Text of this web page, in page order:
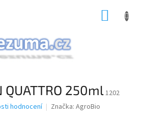
QUATTRO 250ml1202
hodnocení Značka: AgroBio